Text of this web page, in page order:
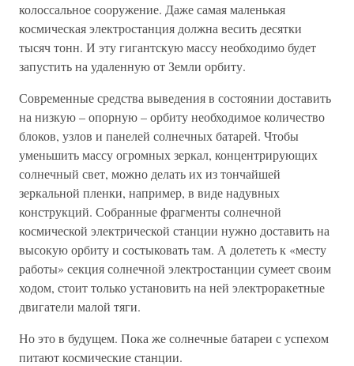
колоссальное сооружение. Даже самая маленькая
космическая электростанция должна весить десятки
тысяч тонн. И эту гигантскую массу необходимо будет
запустить на удаленную от Земли орбиту.
Современные средства выведения в состоянии доставить
на низкую – опорную – орбиту необходимое количество
блоков, узлов и панелей солнечных батарей. Чтобы
уменьшить массу огромных зеркал, концентрирующих
солнечный свет, можно делать их из тончайшей
зеркальной пленки, например, в виде надувных
конструкций. Собранные фрагменты солнечной
космической электрической станции нужно доставить на
высокую орбиту и состыковать там. А долететь к «месту
работы» секция солнечной электростанции сумеет своим
ходом, стоит только установить на ней электроракетные
двигатели малой тяги.
Но это в будущем. Пока же солнечные батареи с успехом
питают космические станции.